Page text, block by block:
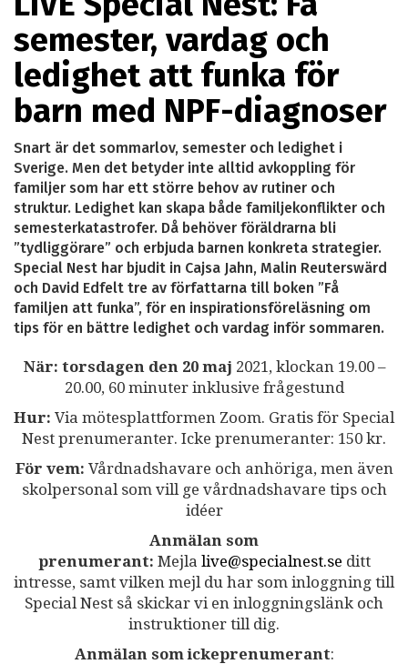
semester, vardag och
ledighet att funka för
barn med NPF-diagnoser
Snart är det sommarlov, semester och ledighet i
Sverige. Men det betyder inte alltid avkoppling för
familjer som har ett större behov av rutiner och
struktur. Ledighet kan skapa både familjekonflikter och
semesterkatastrofer. Då behöver föräldrarna bli
”tydliggörare” och erbjuda barnen konkreta strategier.
Special Nest har bjudit in Cajsa Jahn, Malin Reuterswärd
och David Edfelt tre av författarna till boken ”Få
familjen att funka”, för en inspirationsföreläsning om
tips för en bättre ledighet och vardag inför sommaren.
När: torsdagen den 20 maj 2021, klockan 19.00 –
20.00, 60 minuter inklusive frågestund
Hur: Via mötesplattformen Zoom. Gratis för Special
Nest prenumeranter. Icke prenumeranter: 150 kr.
För vem: Vårdnadshavare och anhöriga, men även
skolpersonal som vill ge vårdnadshavare tips och
idéer
Anmälan som
prenumerant: Mejla live@specialnest.se ditt
intresse, samt vilken mejl du har som inloggning till
Special Nest så skickar vi en inloggningslänk och
instruktioner till dig.
Anmälan som ickeprenumerant: